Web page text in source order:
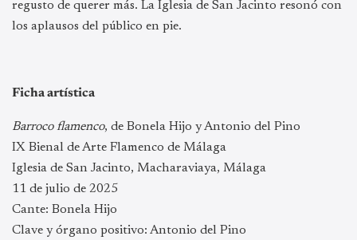
regusto de querer más. La Iglesia de San Jacinto resonó con
los aplausos del público en pie.
Ficha artística
Barroco flamenco, de Bonela Hijo y Antonio del Pino
IX Bienal de Arte Flamenco de Málaga
Iglesia de San Jacinto, Macharaviaya, Málaga
11 de julio de 2025
Cante: Bonela Hijo
Clave y órgano positivo: Antonio del Pino